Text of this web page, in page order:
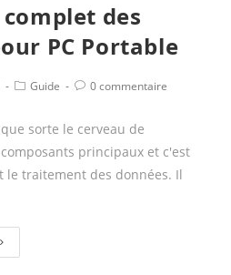
complet des
PC Portable
Guide 0 commentaire
sorte le cerveau de
principaux et c'est
le traitement des données. Il